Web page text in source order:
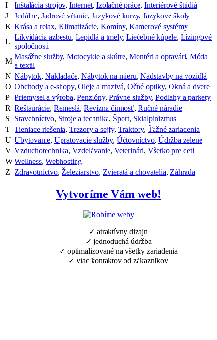
I
Inštalácia strojov, Internet, Izolačné práce, Interiérové štúdiá
J
Jedálne, Jadrové vŕtanie, Jazykové kurzy, Jazykové školy
K Krása a relax, Klimatizácie, Komíny, Kamerové systémy
L
Likvidácia azbestu, Lepidlá a tmely, Liečebné kúpele, Lízingové
spoločnosti
M
Masážne služby, Motocykle a skútre, Montéri a opravári, Móda
a textil
N Nábytok, Nakladače, Nábytok na mieru, Nadstavby na vozidlá
O Obchody a e-shopy, Oleje a mazivá, Očné optiky, Okná a dvere
P Priemysel a výroba, Penzióny, Právne služby, Podlahy a parkety
R Reštaurácie, Remeslá, Revízna činnosť, Ručné náradie
S
Stavebníctvo, Stroje a technika, Šport, Skialpinizmus
T Tieniace riešenia, Trezory a sejfy, Traktory, Ťažné zariadenia
U Ubytovanie, Upratovacie služby, Účtovníctvo, Údržba zelene
V Vzduchotechnika, Vzdelávanie, Veterinári, Všetko pre deti
W Wellness, Webhosting
Z
Zdravotníctvo, Železiarstvo, Zvieratá a chovatelia, Záhrada
Vytvoríme Vám web!
✓ atraktívny dizajn
✓ jednoduchá údržba
✓ optimalizované na všetky zariadenia
✓ viac kontaktov od zákazníkov